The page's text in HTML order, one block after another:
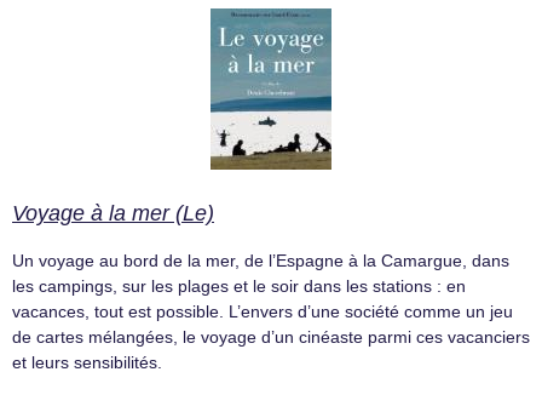
Voyage à la mer (Le)
Un voyage au bord de la mer, de l’Espagne à la Camargue, dans
les campings, sur les plages et le soir dans les stations : en
vacances, tout est possible. L’envers d’une société comme un jeu
de cartes mélangées, le voyage d’un cinéaste parmi ces vacanciers
et leurs sensibilités.